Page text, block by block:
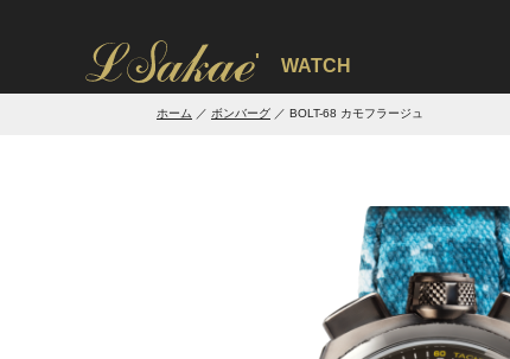
' WATCH
ホーム ボンバーグ BOLT-68 カモフラージュ